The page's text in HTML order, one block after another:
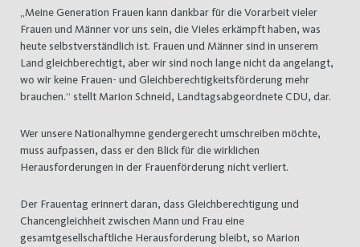
„Meine Generation Frauen kann dankbar für die Vorarbeit vieler
Frauen und Männer vor uns sein, die Vieles erkämpft haben, was
heute selbstverständlich ist. Frauen und Männer sind in unserem
Land gleichberechtigt, aber wir sind noch lange nicht da angelangt,
wo wir keine Frauen- und Gleichberechtigkeitsförderung mehr
brauchen.“ stellt Marion Schneid, Landtagsabgeordnete CDU, dar.
Wer unsere Nationalhymne gendergerecht umschreiben möchte,
muss aufpassen, dass er den Blick für die wirklichen
Herausforderungen in der Frauenförderung nicht verliert.
Der Frauentag erinnert daran, dass Gleichberechtigung und
Chancengleichheit zwischen Mann und Frau eine
gesamtgesellschaftliche Herausforderung bleibt, so Marion